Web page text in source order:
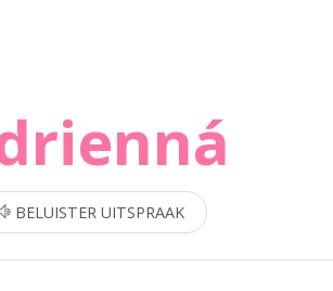
BELUISTER UITSPRAAK